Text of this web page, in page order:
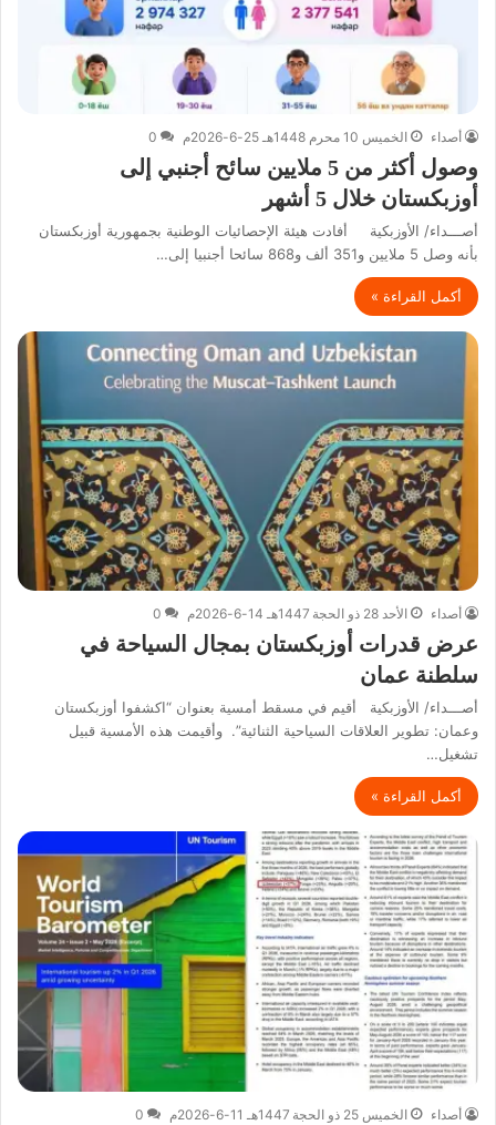
أصداء الخميس 10 محرم 1448هـ 25-6-2026م 0
وصول أكثر من 5 ملايين سائح أجنبي إلى
أوزبكستان خلال 5 أشهر
أصـــداء/ الأوزبكية أفادت هيئة الإحصائيات الوطنية بجمهورية أوزبكستان
بأنه وصل 5 ملايين و351 ألف و868 سائحا أجنبيا إلى…
أكمل القراءة »
أصداء الأحد 28 ذو الحجة 1447هـ 14-6-2026م 0
عرض قدرات أوزبكستان بمجال السياحة في
سلطنة عمان
أصـــداء/ الأوزبكية أقيم في مسقط أمسية بعنوان “اكشفوا أوزبكستان
وعمان: تطوير العلاقات السياحية الثنائية”. وأقيمت هذه الأمسية قبيل
تشغيل…
أكمل القراءة »
أصداء الخميس 25 ذو الحجة 1447هـ 11-6-2026م 0